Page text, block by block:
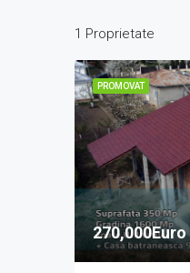
1 Proprietate
PROMOVAT
270,000Euro